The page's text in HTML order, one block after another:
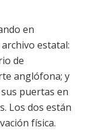
en
estatal:
de
anglófona; y
puertas en
Los dos están
física.